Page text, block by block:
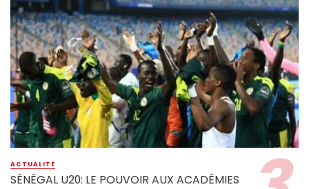
ACTUALITÉ
SÉNÉGAL U20: LE POUVOIR AUX ACADÉMIES